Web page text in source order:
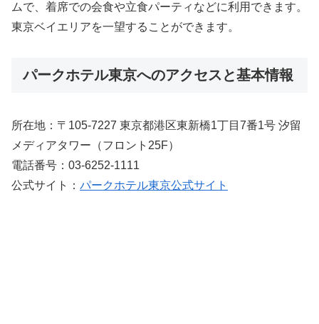
ムで、着席での会食や立食パーティなどに利用できます。
東京ベイエリアを一望することができます。
パークホテル東京へのアクセスと基本情報
所在地：〒105-7227 東京都港区東新橋1丁目7番1号 汐留
メディアタワー（フロント25F）
電話番号：03-6252-1111
公式サイト： パークホテル東京公式サイト